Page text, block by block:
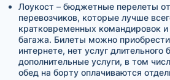
Лоукост – бюджетные перелеты
перевозчиков, которые лучше
кратковременных командировок
багажа. Билеты можно
интернете, нет услуг длительного
дополнительные услуги, в том
обед на борту оплачиваются